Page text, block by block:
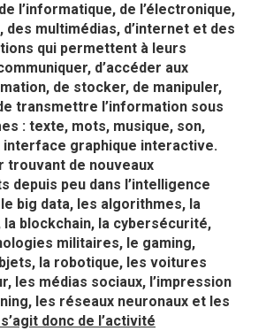
l’informatique, de l’électronique,
des multimédias, d’internet et des
qui permettent à leurs
d’accéder aux
de stocker, de manipuler,
transmettre l’information sous
: texte, mots, musique, son,
interface graphique interactive.
trouvant de nouveaux
depuis peu dans l’intelligence
big data, les algorithmes, la
la blockchain, la cybersécurité,
militaires, le gaming,
la robotique, les voitures
les médias sociaux, l’impression
les réseaux neuronaux et les
s’agit donc de l’activité